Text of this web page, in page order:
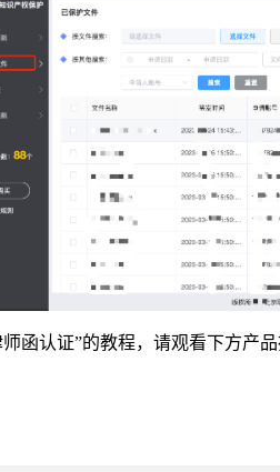
函认证”的教程，请观看下方产